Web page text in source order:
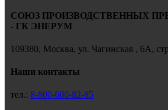
СОЮЗ ПРОИЗВОДСТВЕННЫХ
- ГК ЭНЕРУМ
109380, Москва, ул. Чагинская , 6А,
Наши контакты
тел.: 8-800-600-82-85